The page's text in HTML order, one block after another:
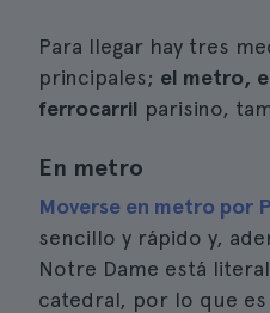
Para llegar hay tres
principales; el metro,
ferrocarril parisino,
En metro
Moverse en metro por
sencillo y rápido y,
Notre Dame está
catedral, por lo que